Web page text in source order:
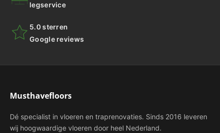
legservice
5.0 sterren
Google reviews
Musthavefloors
Dé specialist in vloeren en traprenovaties. Sinds 2016 leveren
wij hoogwaardige vloeren door heel Nederland.